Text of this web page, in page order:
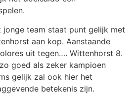
jonge team staat punt gelijk met
aan kop. Aanstaande
uit tegen…. Wittenhorst 8.
goed als zeker kampioen
gelijk zal ook hier het
betekenis zijn.